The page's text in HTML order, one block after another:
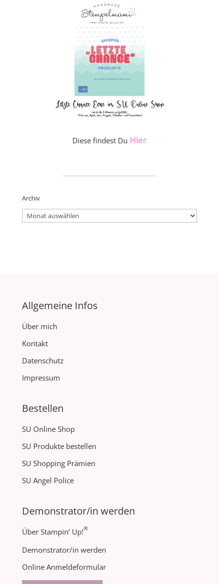
Diese findest Du Hier
Archiv
Archiv
Allgemeine Infos
Über mich
Kontakt
Datenschutz
Impressum
Bestellen
SU Online Shop
SU Produkte bestellen
SU Shopping Prämien
SU Angel Police
Demonstrator/in werden
Über Stampin‘ Up!®
Demonstrator/in werden
Online Anmeldeformular